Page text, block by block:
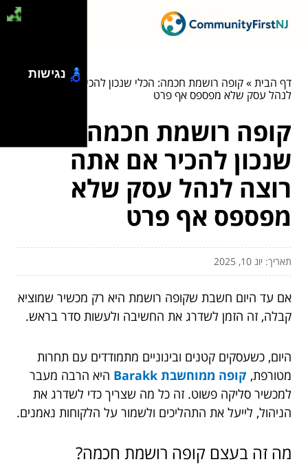
דף הבית»קופה רושמת חכמה: הכלי שנכון להכיר אם אתה רוצה
לנהל עסק שלא מפספס אף פרט
קופה רושמת חכמה: הכלי
שנכון להכיר אם אתה
רוצה לנהל עסק שלא
מפספס אף פרט
תאריך: יונ 10, 2025
אם עד היום חשבת שקופה רושמת היא רק מכשיר שמוציא
קבלה, זה הזמן לשדרג את החשיבה ולעשות סדר בראש.
היום, כשעסקים קטנים ובינוניים מתמודדים עם תחרות
מטורפת, קופה ממוחשבת Barakk
היא הרבה מעבר
למכשיר סליקה פשוט. זה כל מה שצריך כדי לשדרג את
הניהול, לייעל את התהליכים ולשמור על הלקוחות נאמנים.
מה זה בעצם קופה רושמת חכמה?
נגישות